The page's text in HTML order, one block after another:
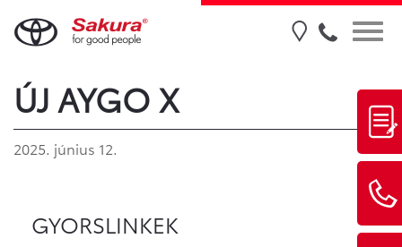
ÚJ AYGO X
2025. június 12.
GYORSLINKEK